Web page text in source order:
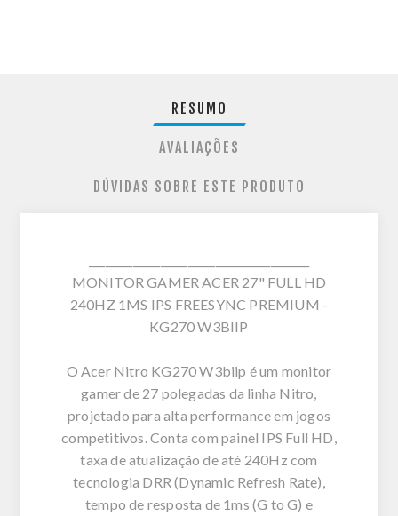
RESUMO
AVALIAÇÕES
DÚVIDAS SOBRE ESTE PRODUTO
MONITOR GAMER ACER 27" FULL HD
240HZ 1MS IPS FREESYNC PREMIUM -
KG270 W3BIIP
O Acer Nitro KG270 W3biip é um monitor
gamer de 27 polegadas da linha Nitro,
projetado para alta performance em jogos
competitivos. Conta com painel IPS Full HD,
taxa de atualização de até 240Hz com
tecnologia DRR (Dynamic Refresh Rate),
tempo de resposta de 1ms (G to G) e